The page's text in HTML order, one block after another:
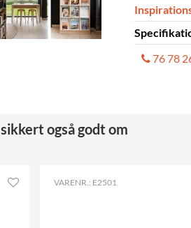
Leveres
12
76 78
også godt om
VARENR.: E2501